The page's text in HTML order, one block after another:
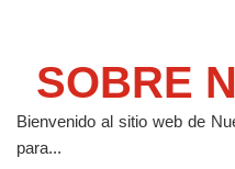
SOBRE
Bienvenido al sitio web de
para...